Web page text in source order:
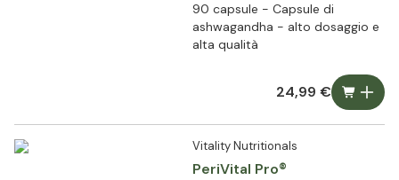
90 capsule - Capsule di
ashwagandha - alto dosaggio e
alta qualità
24,99 €
Vitality Nutritionals
PeriVital Pro®